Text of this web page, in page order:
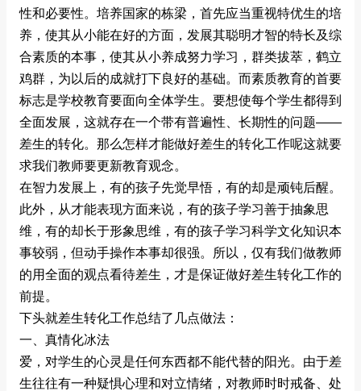
性和必要性。培养国家的栋梁，首先应当重视特优生的培
养，使其从小能在好的方面，发展其聪明才智的特长及综
合素质的本事，使其从小养成努力学习，群类拔萃，鹤立
鸡群，为以后的成就打下良好的基础。而素质教育的首要
标志是学校教育要面向全体学生。要想使每个学生都得到
全面发展，这就存在一个带有普遍性、长期性的问题——
差生的转化。那么怎样才能做好差生的转化工作呢这就要
求我们教师要更新教育观念。
在智力发展上，有的孩子先觉早悟，有的却是顽钝后醒。
此外，从才能表现方面来说，有的孩子学习善于抽象思
维，有的却长于形象思维，有的孩子学习科学文化知识本
事较弱，但动手操作本事却很强。所以，仅有我们做教师
的用全面的观点看待差生，才是保证做好差生转化工作的
前提。
下头就差生转化工作总结了几点做法：
一、真情化冰法
爱，对学生的心灵是任何东西都不能代替的阳光。由于差
生往往有一种疑惧心理和对立情绪，对教师时时戒备、处